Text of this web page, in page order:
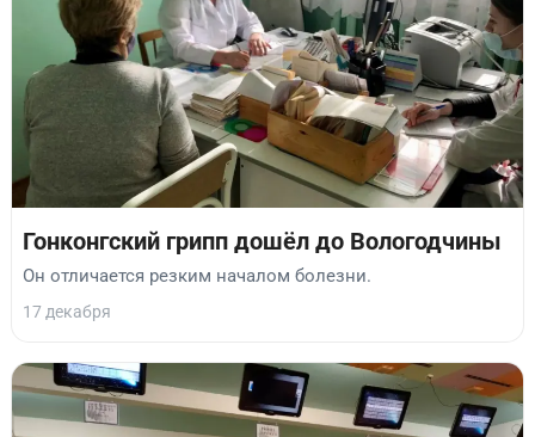
Гонконгский грипп дошёл до Вологодчины
Он отличается резким началом болезни.
17 декабря